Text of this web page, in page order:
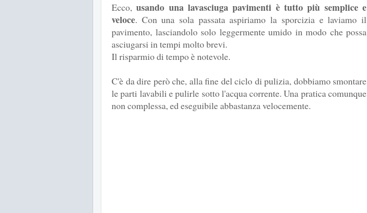
Ecco,usando una lavasciuga pavimenti è tutto più semplice e
veloce. Con una sola passata aspiriamo la sporcizia e laviamo il
pavimento, lasciandolo solo leggermente umido in modo che possa
asciugarsi in tempi molto brevi.
Il risparmio di tempo è notevole.
C'è da dire però che, alla fine del ciclo di pulizia, dobbiamo smontare
le parti lavabili e pulirle sotto l'acqua corrente. Una pratica comunque
non complessa, ed eseguibile abbastanza velocemente.